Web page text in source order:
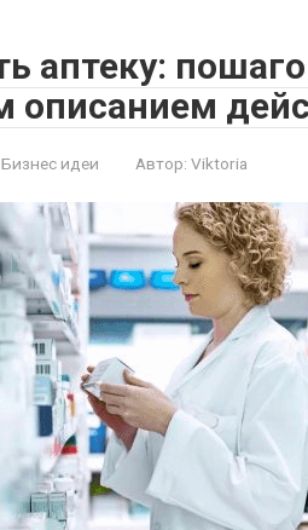
аптеку:
описанием
Бизнес идеи Автор: Viktoria